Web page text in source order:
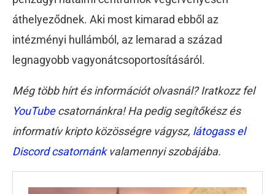
áthelyeződnek. Aki most kimarad ebből az
intézményi hullámból, az lemarad a század
legnagyobb vagyonátcsoportosításáról.
Még több hírt és információt olvasnál? Iratkozz fel
YouTubecsatornánkra! Ha pedig segítőkész és
informatív kripto közösségre vágysz, látogass el
Discord csatornánkvalamennyi szobájába.